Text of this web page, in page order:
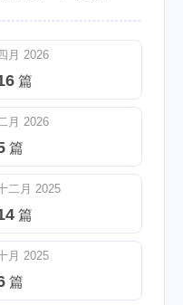
月 2026
篇
月 2026
篇
二月 2025
篇
月 2025
篇